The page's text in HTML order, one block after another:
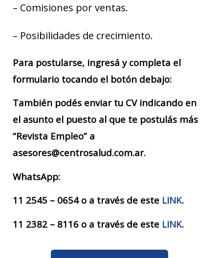
– Comisiones por ventas.
– Posibilidades de crecimiento.
Para postularse, ingresá y completa el
formulario tocando el botón debajo:
También podés enviar tu CV indicando en
el asunto el puesto al que te postulás más
“Revista Empleo” a
asesores@centrosalud.com.ar.
WhatsApp:
11 2545 – 0654 o a través de este LINK.
11 2382 – 8116 o a través de este LINK.